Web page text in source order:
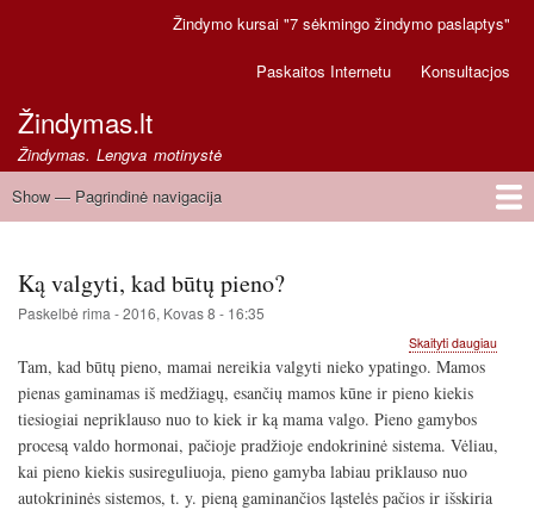
Pereiti
pagrindinį
Žindymo kursai "7 sėkmingo žindymo paslaptys"
Paskaitos Internetu Konsultacjos
Žindymas.lt
Žindymas. Lengva motinystė
Pagrindinė
Show — Pagrindinė navigacija
Ką valgyti, kad būtų pieno?
Paskelbė rima -2016, Kovas 8 - 16:35
Skaityti daugiauapie
Tam, kad būtų pieno, mamai nereikia valgyti nieko ypatingo. Mamos
pienas gaminamas iš medžiagų, esančių mamos kūne ir pieno kiekis
tiesiogiai nepriklauso nuo to kiek ir ką mama valgo. Pieno gamybos
procesą valdo hormonai, pačioje pradžioje endokrininė sistema. Vėliau,
kai pieno kiekis susireguliuoja, pieno gamyba labiau priklauso nuo
autokrininės sistemos, t. y. pieną gaminančios ląstelės pačios ir išskiria